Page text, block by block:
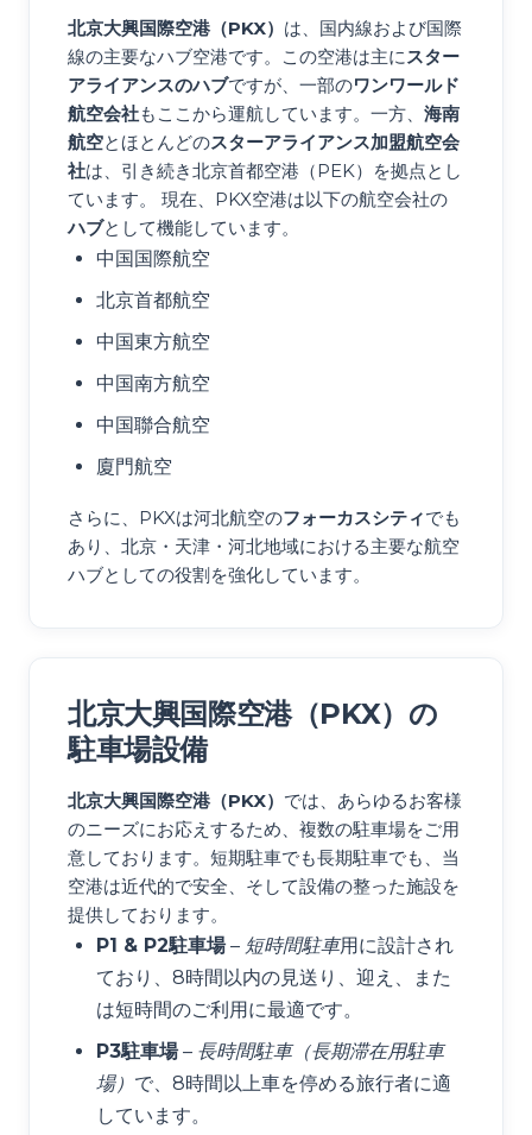
北京大興国際空港（PKX） は、国内線および国際
線の主要なハブ空港です。この空港は主にスター
アライアンスのハブですが、一部のワンワールド
航空会社もここから運航しています。一方、 海南
航空とほとんどのスターアライアンス加盟航空会
社は、引き続き北京首都空港（PEK）を拠点とし
ています。 現在、PKX空港は以下の航空会社の
ハブとして機能しています。
中国国際航空
北京首都航空
中国東方航空
中国南方航空
中国聯合航空
廈門航空
さらに、PKXは河北航空のフォーカスシティでも
あり、北京・天津・河北地域における主要な航空
ハブとしての役割を強化しています。
北京大興国際空港（PKX）の
駐車場設備
北京大興国際空港（PKX） では、あらゆるお客様
のニーズにお応えするため、複数の駐車場をご用
意しております。短期駐車でも長期駐車でも、当
空港は近代的で安全、そして設備の整った施設を
提供しております。
P1 & P2駐車場– 短時間駐車用に設計され
ており、8時間以内の見送り、迎え、また
は短時間のご利用に最適です。
P3駐車場– 長時間駐車（長期滞在用駐車
場） で、8時間以上車を停める旅行者に適
しています。